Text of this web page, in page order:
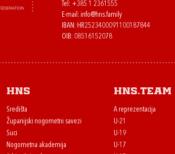
Tel: +385 1 2361555
E-mail: info@hns.family
IBAN: HR2523400091100187844
OIB: 08516152078
HNS
Središta
Županijski nogometni savezi
Suci
Nogometna akademija
HNS.team
A reprezentacija
U-21
U-19
U-17